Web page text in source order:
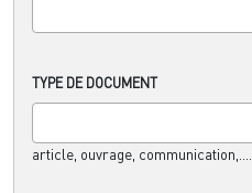
TYPE DE DOCUMENT
article, ouvrage, communication,....